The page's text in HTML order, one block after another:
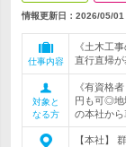
情報更新日：2026/05/01
仕事内容
《土木工
直行直帰
対象と
なる方
《有資格
円も可◎地
の本社か
【本社】